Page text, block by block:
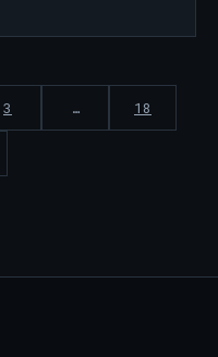
3 … 18